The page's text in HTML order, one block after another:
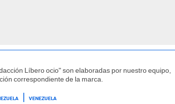
Líbero ocio" son elaboradas por nuestro equipo,
correspondiente de la marca.
VENEZUELA